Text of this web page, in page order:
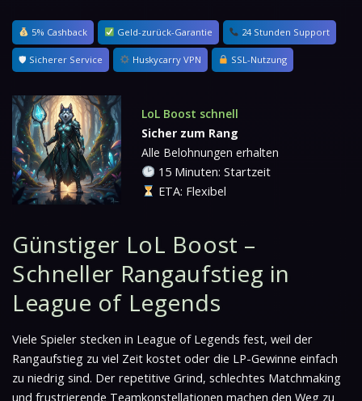
5% Cashback Geld-zurück-Garantie 24 Stunden Support
🛡 Sicherer Service Huskycarry VPN SSL-Nutzung
LoL Boost schnell
Sicher zum Rang
Alle Belohnungen erhalten
15 Minuten: Startzeit
ETA: Flexibel
Günstiger LoL Boost –
Schneller Rangaufstieg in
League of Legends
Viele Spieler stecken in League of Legends fest, weil der
Rangaufstieg zu viel Zeit kostet oder die LP-Gewinne einfach
zu niedrig sind. Der repetitive Grind, schlechtes Matchmaking
und frustrierende Teamkonstellationen machen den Weg zu